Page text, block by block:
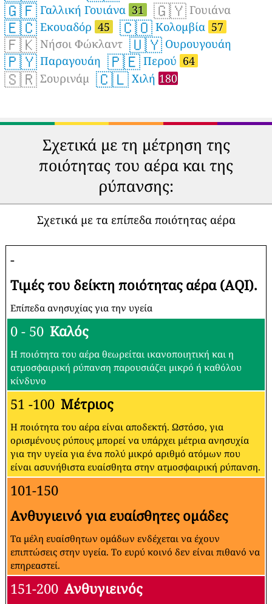
🇬🇫 Γαλλική Γουιάνα 31 🇬🇾 Γουιάνα
🇪🇨 Εκουαδόρ 45 🇨🇴 Κολομβία 57
🇫🇰 Νήσοι Φώκλαντ 🇺🇾 Ουρουγουάη
🇵🇾 Παραγουάη 🇵🇪 Περού 64
🇸🇷 Σουρινάμ 🇨🇱 Χιλή 180
Σχετικά με τη μέτρηση της
ποιότητας του αέρα και της
ρύπανσης:
Σχετικά με τα επίπεδα ποιότητας αέρα
-
Τιμές του δείκτη ποιότητας αέρα (AQI).
Επίπεδα ανησυχίας για την υγεία
0 - 50 Καλός
Η ποιότητα του αέρα θεωρείται ικανοποιητική και η
ατμοσφαιρική ρύπανση παρουσιάζει μικρό ή καθόλου
κίνδυνο
51 -100 Μέτριος
Η ποιότητα του αέρα είναι αποδεκτή. Ωστόσο, για
ορισμένους ρύπους μπορεί να υπάρχει μέτρια ανησυχία
για την υγεία για ένα πολύ μικρό αριθμό ατόμων που
είναι ασυνήθιστα ευαίσθητα στην ατμοσφαιρική ρύπανση.
101-150
Ανθυγιεινό για ευαίσθητες ομάδες
Τα μέλη ευαίσθητων ομάδων ενδέχεται να έχουν
επιπτώσεις στην υγεία. Το ευρύ κοινό δεν είναι πιθανό να
επηρεαστεί.
151-200 Ανθυγιεινός